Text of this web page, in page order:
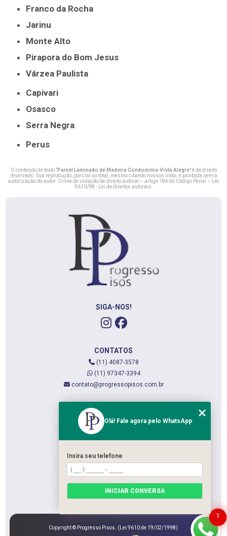
Franco da Rocha
Jarinu
Monte Alto
Pirapora do Bom Jesus
Várzea Paulista
Capivari
Osasco
Serra Negra
Perus
O conteúdo do texto "Painel Laminado de Madeira Condomínio Vista Alegre" é de direito
reservado. Sua reprodução, parcial ou total, mesmo citando nossos links, é proibida sem a
autorização do autor. Crime de violação de direito autoral – artigo 184 do Código Penal –
Lei
9610/98 - Lei de direitos autorais
SIGA-NOS!
CONTATOS
(11) 4087-3578
(11) 97347-3394
contato@progressopisos.com.br
QUEM SOMOS
SERVIÇOS
CATEGORIAS
Copyright © Progresso Pisos. (Lei 9610 de 19/02/1998)
1
Olá! Fale agora pelo WhatsApp
Insira seu telefone
INICIAR CONVERSA